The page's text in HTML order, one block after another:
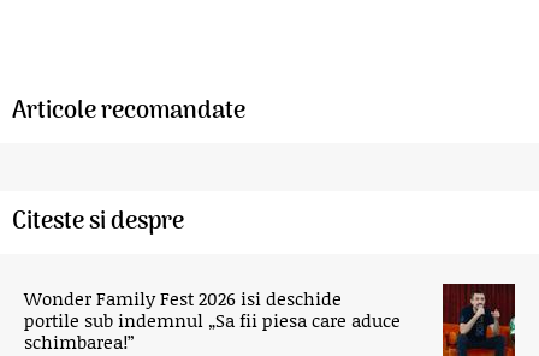
Articole recomandate
Citeste si despre
Wonder Family Fest 2026 isi deschide
portile sub indemnul „Sa fii piesa care aduce
schimbarea!”